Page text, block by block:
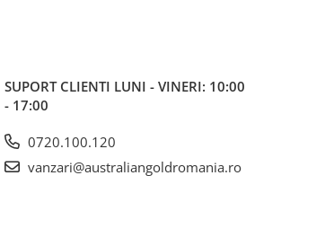
SUPORT CLIENTI LUNI - VINERI: 10:00
- 17:00
0720.100.120
vanzari@australiangoldromania.ro